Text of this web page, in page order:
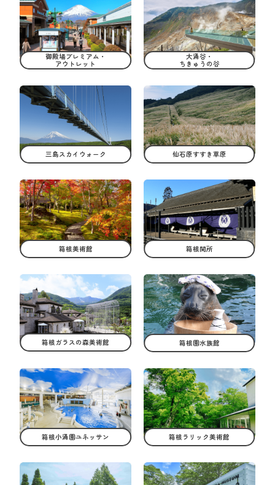
御殿場プレミアム・
アウトレット
大涌谷・
ちきゅうの谷
三島スカイウォーク 仙石原すすき草原
箱根美術館 箱根関所
箱根ガラスの森美術館 箱根園水族館
箱根小涌園ユネッサン 箱根ラリック美術館